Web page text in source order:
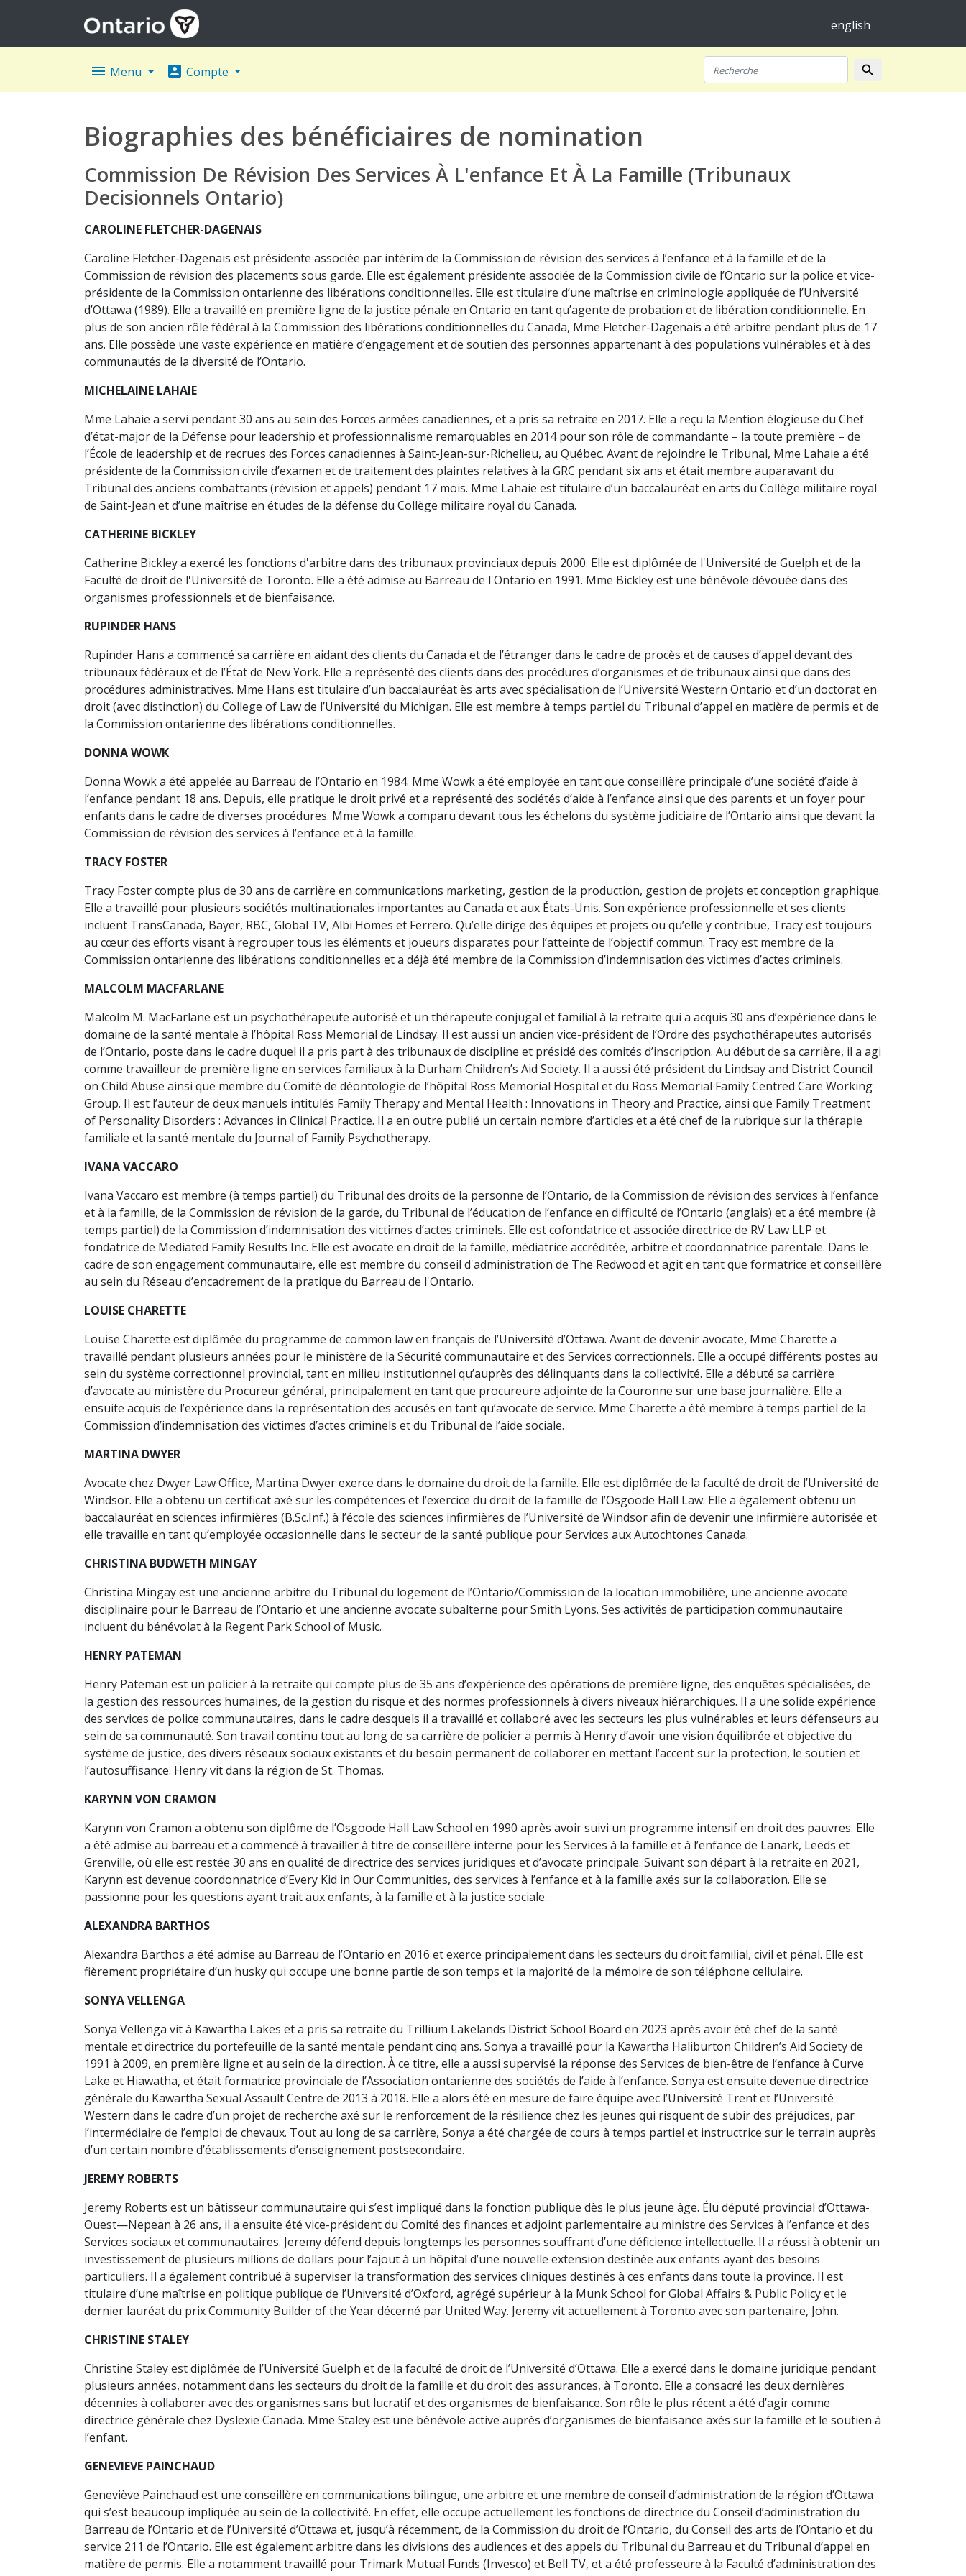
english
menu Menu account_box Compte search
Biographies des bénéficiaires de nomination
Commission De Révision Des Services À L'enfance Et À La Famille (Tribunaux
Decisionnels Ontario)
CAROLINE FLETCHER-DAGENAIS
Caroline Fletcher-Dagenais est présidente associée par intérim de la Commission de révision des services à l’enfance et à la famille et de la
Commission de révision des placements sous garde. Elle est également présidente associée de la Commission civile de l’Ontario sur la police et vice-
présidente de la Commission ontarienne des libérations conditionnelles. Elle est titulaire d’une maîtrise en criminologie appliquée de l’Université
d’Ottawa (1989). Elle a travaillé en première ligne de la justice pénale en Ontario en tant qu’agente de probation et de libération conditionnelle. En
plus de son ancien rôle fédéral à la Commission des libérations conditionnelles du Canada, Mme Fletcher-Dagenais a été arbitre pendant plus de 17
ans. Elle possède une vaste expérience en matière d’engagement et de soutien des personnes appartenant à des populations vulnérables et à des
communautés de la diversité de l’Ontario.
MICHELAINE LAHAIE
Mme Lahaie a servi pendant 30 ans au sein des Forces armées canadiennes, et a pris sa retraite en 2017. Elle a reçu la Mention élogieuse du Chef
d’état-major de la Défense pour leadership et professionnalisme remarquables en 2014 pour son rôle de commandante – la toute première – de
l’École de leadership et de recrues des Forces canadiennes à Saint-Jean-sur-Richelieu, au Québec. Avant de rejoindre le Tribunal, Mme Lahaie a été
présidente de la Commission civile d’examen et de traitement des plaintes relatives à la GRC pendant six ans et était membre auparavant du
Tribunal des anciens combattants (révision et appels) pendant 17 mois. Mme Lahaie est titulaire d’un baccalauréat en arts du Collège militaire royal
de Saint-Jean et d’une maîtrise en études de la défense du Collège militaire royal du Canada.
CATHERINE BICKLEY
Catherine Bickley a exercé les fonctions d'arbitre dans des tribunaux provinciaux depuis 2000. Elle est diplômée de l'Université de Guelph et de la
Faculté de droit de l'Université de Toronto. Elle a été admise au Barreau de l'Ontario en 1991. Mme Bickley est une bénévole dévouée dans des
organismes professionnels et de bienfaisance.
RUPINDER HANS
Rupinder Hans a commencé sa carrière en aidant des clients du Canada et de l’étranger dans le cadre de procès et de causes d’appel devant des
tribunaux fédéraux et de l’État de New York. Elle a représenté des clients dans des procédures d’organismes et de tribunaux ainsi que dans des
procédures administratives. Mme Hans est titulaire d’un baccalauréat ès arts avec spécialisation de l’Université Western Ontario et d’un doctorat en
droit (avec distinction) du College of Law de l’Université du Michigan. Elle est membre à temps partiel du Tribunal d’appel en matière de permis et de
la Commission ontarienne des libérations conditionnelles.
DONNA WOWK
Donna Wowk a été appelée au Barreau de l’Ontario en 1984. Mme Wowk a été employée en tant que conseillère principale d’une société d’aide à
l’enfance pendant 18 ans. Depuis, elle pratique le droit privé et a représenté des sociétés d’aide à l’enfance ainsi que des parents et un foyer pour
enfants dans le cadre de diverses procédures. Mme Wowk a comparu devant tous les échelons du système judiciaire de l’Ontario ainsi que devant la
Commission de révision des services à l’enfance et à la famille.
TRACY FOSTER
Tracy Foster compte plus de 30 ans de carrière en communications marketing, gestion de la production, gestion de projets et conception graphique.
Elle a travaillé pour plusieurs sociétés multinationales importantes au Canada et aux États-Unis. Son expérience professionnelle et ses clients
incluent TransCanada, Bayer, RBC, Global TV, Albi Homes et Ferrero. Qu’elle dirige des équipes et projets ou qu’elle y contribue, Tracy est toujours
au cœur des efforts visant à regrouper tous les éléments et joueurs disparates pour l’atteinte de l’objectif commun. Tracy est membre de la
Commission ontarienne des libérations conditionnelles et a déjà été membre de la Commission d’indemnisation des victimes d’actes criminels.
MALCOLM MACFARLANE
Malcolm M. MacFarlane est un psychothérapeute autorisé et un thérapeute conjugal et familial à la retraite qui a acquis 30 ans d’expérience dans le
domaine de la santé mentale à l’hôpital Ross Memorial de Lindsay. Il est aussi un ancien vice-président de l’Ordre des psychothérapeutes autorisés
de l’Ontario, poste dans le cadre duquel il a pris part à des tribunaux de discipline et présidé des comités d’inscription. Au début de sa carrière, il a agi
comme travailleur de première ligne en services familiaux à la Durham Children’s Aid Society. Il a aussi été président du Lindsay and District Council
on Child Abuse ainsi que membre du Comité de déontologie de l’hôpital Ross Memorial Hospital et du Ross Memorial Family Centred Care Working
Group. Il est l’auteur de deux manuels intitulés Family Therapy and Mental Health : Innovations in Theory and Practice, ainsi que Family Treatment
of Personality Disorders : Advances in Clinical Practice. Il a en outre publié un certain nombre d’articles et a été chef de la rubrique sur la thérapie
familiale et la santé mentale du Journal of Family Psychotherapy.
IVANA VACCARO
Ivana Vaccaro est membre (à temps partiel) du Tribunal des droits de la personne de l’Ontario, de la Commission de révision des services à l’enfance
et à la famille, de la Commission de révision de la garde, du Tribunal de l’éducation de l’enfance en difficulté de l’Ontario (anglais) et a été membre (à
temps partiel) de la Commission d’indemnisation des victimes d’actes criminels. Elle est cofondatrice et associée directrice de RV Law LLP et
fondatrice de Mediated Family Results Inc. Elle est avocate en droit de la famille, médiatrice accréditée, arbitre et coordonnatrice parentale. Dans le
cadre de son engagement communautaire, elle est membre du conseil d'administration de The Redwood et agit en tant que formatrice et conseillère
au sein du Réseau d’encadrement de la pratique du Barreau de l'Ontario.
LOUISE CHARETTE
Louise Charette est diplômée du programme de common law en français de l’Université d’Ottawa. Avant de devenir avocate, Mme Charette a
travaillé pendant plusieurs années pour le ministère de la Sécurité communautaire et des Services correctionnels. Elle a occupé différents postes au
sein du système correctionnel provincial, tant en milieu institutionnel qu’auprès des délinquants dans la collectivité. Elle a débuté sa carrière
d’avocate au ministère du Procureur général, principalement en tant que procureure adjointe de la Couronne sur une base journalière. Elle a
ensuite acquis de l’expérience dans la représentation des accusés en tant qu’avocate de service. Mme Charette a été membre à temps partiel de la
Commission d’indemnisation des victimes d’actes criminels et du Tribunal de l’aide sociale.
MARTINA DWYER
Avocate chez Dwyer Law Office, Martina Dwyer exerce dans le domaine du droit de la famille. Elle est diplômée de la faculté de droit de l’Université de
Windsor. Elle a obtenu un certificat axé sur les compétences et l’exercice du droit de la famille de l’Osgoode Hall Law. Elle a également obtenu un
baccalauréat en sciences infirmières (B.Sc.Inf.) à l’école des sciences infirmières de l’Université de Windsor afin de devenir une infirmière autorisée et
elle travaille en tant qu’employée occasionnelle dans le secteur de la santé publique pour Services aux Autochtones Canada.
CHRISTINA BUDWETH MINGAY
Christina Mingay est une ancienne arbitre du Tribunal du logement de l’Ontario/Commission de la location immobilière, une ancienne avocate
disciplinaire pour le Barreau de l’Ontario et une ancienne avocate subalterne pour Smith Lyons. Ses activités de participation communautaire
incluent du bénévolat à la Regent Park School of Music.
HENRY PATEMAN
Henry Pateman est un policier à la retraite qui compte plus de 35 ans d’expérience des opérations de première ligne, des enquêtes spécialisées, de
la gestion des ressources humaines, de la gestion du risque et des normes professionnels à divers niveaux hiérarchiques. Il a une solide expérience
des services de police communautaires, dans le cadre desquels il a travaillé et collaboré avec les secteurs les plus vulnérables et leurs défenseurs au
sein de sa communauté. Son travail continu tout au long de sa carrière de policier a permis à Henry d’avoir une vision équilibrée et objective du
système de justice, des divers réseaux sociaux existants et du besoin permanent de collaborer en mettant l’accent sur la protection, le soutien et
l’autosuffisance. Henry vit dans la région de St. Thomas.
KARYNN VON CRAMON
Karynn von Cramon a obtenu son diplôme de l’Osgoode Hall Law School en 1990 après avoir suivi un programme intensif en droit des pauvres. Elle
a été admise au barreau et a commencé à travailler à titre de conseillère interne pour les Services à la famille et à l’enfance de Lanark, Leeds et
Grenville, où elle est restée 30 ans en qualité de directrice des services juridiques et d’avocate principale. Suivant son départ à la retraite en 2021,
Karynn est devenue coordonnatrice d’Every Kid in Our Communities, des services à l’enfance et à la famille axés sur la collaboration. Elle se
passionne pour les questions ayant trait aux enfants, à la famille et à la justice sociale.
ALEXANDRA BARTHOS
Alexandra Barthos a été admise au Barreau de l’Ontario en 2016 et exerce principalement dans les secteurs du droit familial, civil et pénal. Elle est
fièrement propriétaire d’un husky qui occupe une bonne partie de son temps et la majorité de la mémoire de son téléphone cellulaire.
SONYA VELLENGA
Sonya Vellenga vit à Kawartha Lakes et a pris sa retraite du Trillium Lakelands District School Board en 2023 après avoir été chef de la santé
mentale et directrice du portefeuille de la santé mentale pendant cinq ans. Sonya a travaillé pour la Kawartha Haliburton Children’s Aid Society de
1991 à 2009, en première ligne et au sein de la direction. À ce titre, elle a aussi supervisé la réponse des Services de bien-être de l’enfance à Curve
Lake et Hiawatha, et était formatrice provinciale de l’Association ontarienne des sociétés de l’aide à l’enfance. Sonya est ensuite devenue directrice
générale du Kawartha Sexual Assault Centre de 2013 à 2018. Elle a alors été en mesure de faire équipe avec l’Université Trent et l’Université
Western dans le cadre d’un projet de recherche axé sur le renforcement de la résilience chez les jeunes qui risquent de subir des préjudices, par
l’intermédiaire de l’emploi de chevaux. Tout au long de sa carrière, Sonya a été chargée de cours à temps partiel et instructrice sur le terrain auprès
d’un certain nombre d’établissements d’enseignement postsecondaire.
JEREMY ROBERTS
Jeremy Roberts est un bâtisseur communautaire qui s’est impliqué dans la fonction publique dès le plus jeune âge. Élu député provincial d’Ottawa-
Ouest—Nepean à 26 ans, il a ensuite été vice-président du Comité des finances et adjoint parlementaire au ministre des Services à l’enfance et des
Services sociaux et communautaires. Jeremy défend depuis longtemps les personnes souffrant d’une déficience intellectuelle. Il a réussi à obtenir un
investissement de plusieurs millions de dollars pour l’ajout à un hôpital d’une nouvelle extension destinée aux enfants ayant des besoins
particuliers. Il a également contribué à superviser la transformation des services cliniques destinés à ces enfants dans toute la province. Il est
titulaire d’une maîtrise en politique publique de l’Université d’Oxford, agrégé supérieur à la Munk School for Global Affairs & Public Policy et le
dernier lauréat du prix Community Builder of the Year décerné par United Way. Jeremy vit actuellement à Toronto avec son partenaire, John.
CHRISTINE STALEY
Christine Staley est diplômée de l’Université Guelph et de la faculté de droit de l’Université d’Ottawa. Elle a exercé dans le domaine juridique pendant
plusieurs années, notamment dans les secteurs du droit de la famille et du droit des assurances, à Toronto. Elle a consacré les deux dernières
décennies à collaborer avec des organismes sans but lucratif et des organismes de bienfaisance. Son rôle le plus récent a été d’agir comme
directrice générale chez Dyslexie Canada. Mme Staley est une bénévole active auprès d’organismes de bienfaisance axés sur la famille et le soutien à
l’enfant.
GENEVIEVE PAINCHAUD
Geneviève Painchaud est une conseillère en communications bilingue, une arbitre et une membre de conseil d’administration de la région d’Ottawa
qui s’est beaucoup impliquée au sein de la collectivité. En effet, elle occupe actuellement les fonctions de directrice du Conseil d’administration du
Barreau de l’Ontario et de l’Université d’Ottawa et, jusqu’à récemment, de la Commission du droit de l’Ontario, du Conseil des arts de l’Ontario et du
service 211 de l’Ontario. Elle est également arbitre dans les divisions des audiences et des appels du Tribunal du Barreau et du Tribunal d’appel en
matière de permis. Elle a notamment travaillé pour Trimark Mutual Funds (Invesco) et Bell TV, et a été professeure à la Faculté d’administration des